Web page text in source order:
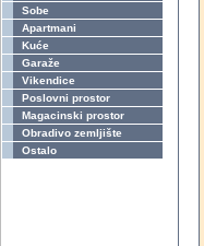
Sobe
Apartmani
Kuće
Garaže
Vikendice
Poslovni prostor
Magacinski prostor
Obradivo zemljište
Ostalo